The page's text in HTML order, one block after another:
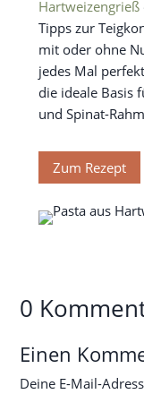
Hartweizengrieß
Tipps zur
mit oder ohne
jedes Mal
die ideale Basis
und Spinat-
Zum Rezept
0
Einen
Deine E-Mail-